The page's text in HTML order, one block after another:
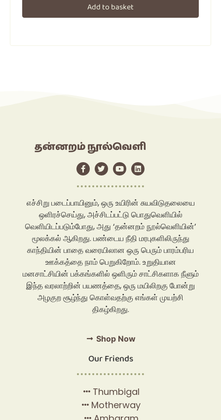
தன்னறம் நூல்வெளி
எச்சிறு படைப்பாயினும், ஒரு உயிரின் சுயவிடுதலையை
ஒளிரச்செய்து, அச்சிடப்பட்டு பொதுவெளியில்
வெளியிடப்படும்போது, அது ‘தன்னறம் நூல்வெளியின்’
மூலக்கல் ஆகிறது. பண்டைய நீதி மரபுகளிலிருந்து
காந்தியின் பாதை வரையிலான ஒரு பெரும் பாரம்பரிய
ஊக்கத்தை நாம் பெறுகிறோம். உறுதியான
மனசாட்சியின் பக்கங்களில் ஒளிரும் சாட்சிகளாக நீளும்
இந்த வரலாற்றின் பயணத்தை, ஒரு மயிலிறகு போன்று
அழகுற சூழ்ந்து கொள்வதற்கு எங்கள் முயற்சி
திகழ்கிறது.
Shop Now
Our Friends
Thumbigal
Motherway